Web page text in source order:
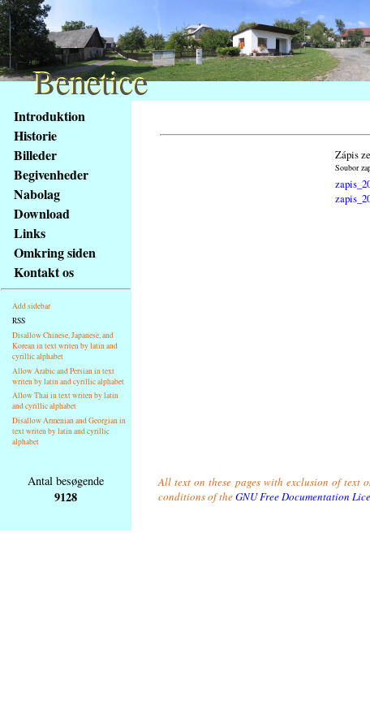
obsah
stránky
Klávesové
zkratky
tomto
webu
základní
Hlavní
strana
Introduktion
Historie
Billeder
Begivenheder
Nabolag
Download
Links
Omkring siden
Kontakt os
Add sidebar
RSS
Disallow Chinese, Japanese, and
Korean in text writen by latin and
cyrillic alphabet
Allow Arabic and Persian in text
writen by latin and cyrillic alphabet
Allow Thai in text writen by latin
and cyrillic alphabet
Disallow Armenian and Georgian in
text writen by latin and cyrillic
alphabet
Zápis
Soubor
Antal besøgende
9128
All text on these pages with exclusion of text
conditions of theGNU Free Documentation
Benetice
Benetice